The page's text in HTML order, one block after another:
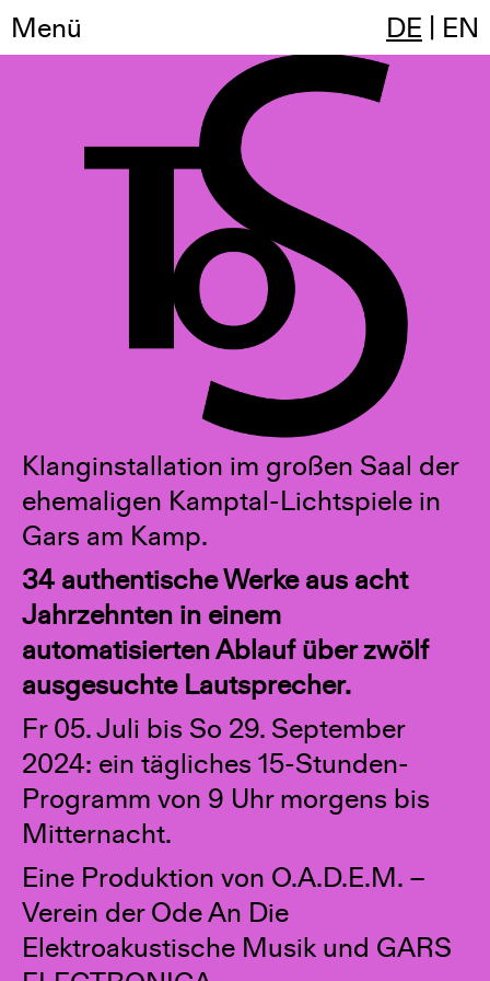
Menü DE EN
Temple of Sound
Klanginstallation im großen Saal der
ehemaligen Kamptal-Lichtspiele in
Gars am Kamp.
34 authentische Werke aus acht
Jahrzehnten in einem
automatisierten Ablauf über zwölf
ausgesuchte Lautsprecher.
Fr 05. Juli bis So 29. September
2024: ein tägliches 15-Stunden-
Programm von 9 Uhr morgens bis
Mitternacht.
Eine Produktion von O.A.D.E.M. –
Verein der Ode An Die
Elektroakustische Musik und GARS